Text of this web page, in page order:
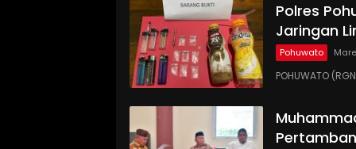
Polres
Jaringan
Pohuwato
POHUWATO